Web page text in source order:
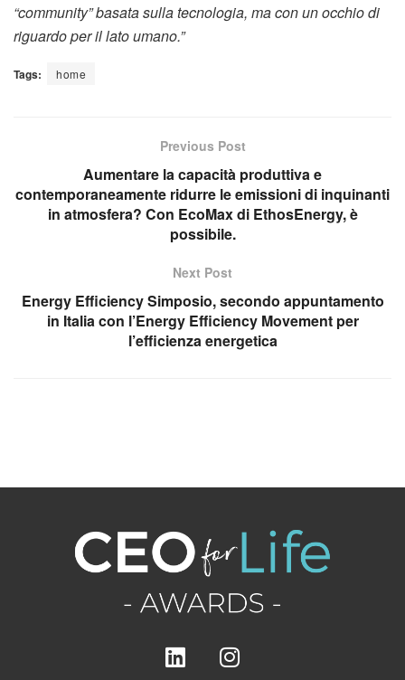
“community” basata sulla tecnologia, ma con un occhio di
riguardo per il lato umano.”
Tags: home
Previous Post
Aumentare la capacità produttiva e
contemporaneamente ridurre le emissioni di inquinanti
in atmosfera? Con EcoMax di EthosEnergy, è
possibile.
Next Post
Energy Efficiency Simposio, secondo appuntamento
in Italia con l’Energy Efficiency Movement per
l’efficienza energetica